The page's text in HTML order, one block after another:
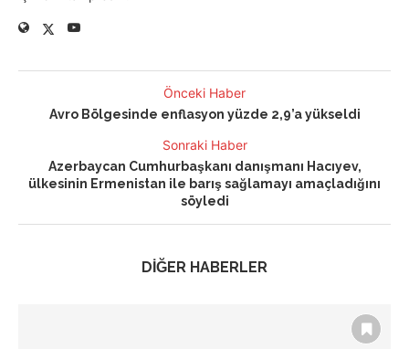
Önceki Haber
Avro Bölgesinde enflasyon yüzde 2,9’a yükseldi
Sonraki Haber
Azerbaycan Cumhurbaşkanı danışmanı Hacıyev,
ülkesinin Ermenistan ile barış sağlamayı amaçladığını
söyledi
DİĞER HABERLER